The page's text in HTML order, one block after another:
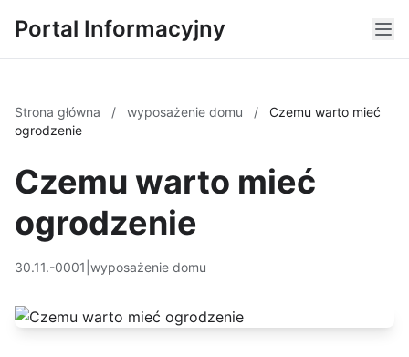
Portal Informacyjny
Strona główna / wyposażenie domu /
Czemu warto mieć
ogrodzenie
Czemu warto mieć
ogrodzenie
30.11.-0001 wyposażenie domu